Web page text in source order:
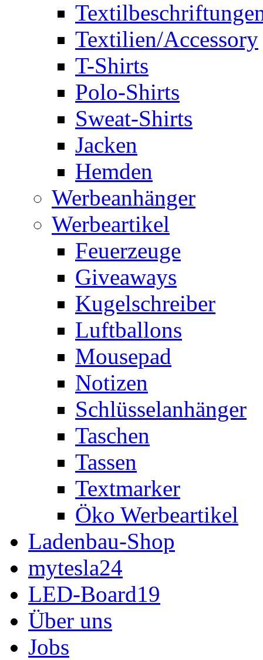
Textilien/Accessory
T-Shirts
Polo-Shirts
Sweat-Shirts
Jacken
Hemden
Werbeanhänger
Werbeartikel
Feuerzeuge
Giveaways
Kugelschreiber
Luftballons
Mousepad
Notizen
Schlüsselanhänger
Taschen
Tassen
Textmarker
Öko Werbeartikel
Ladenbau-Shop
mytesla24
LED-Board19
Über uns
Jobs